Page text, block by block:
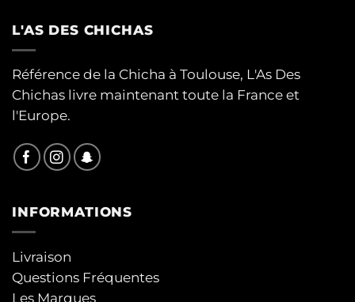
L'AS DES CHICHAS
Référence de la Chicha à Toulouse, L'As Des
Chichas livre maintenant toute la France et
l'Europe.
INFORMATIONS
Livraison
Questions Fréquentes
Les Marques